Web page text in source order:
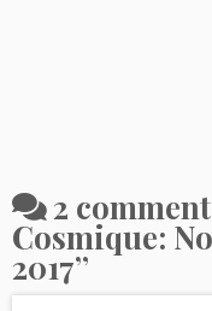
2
Cosmique:
2017”